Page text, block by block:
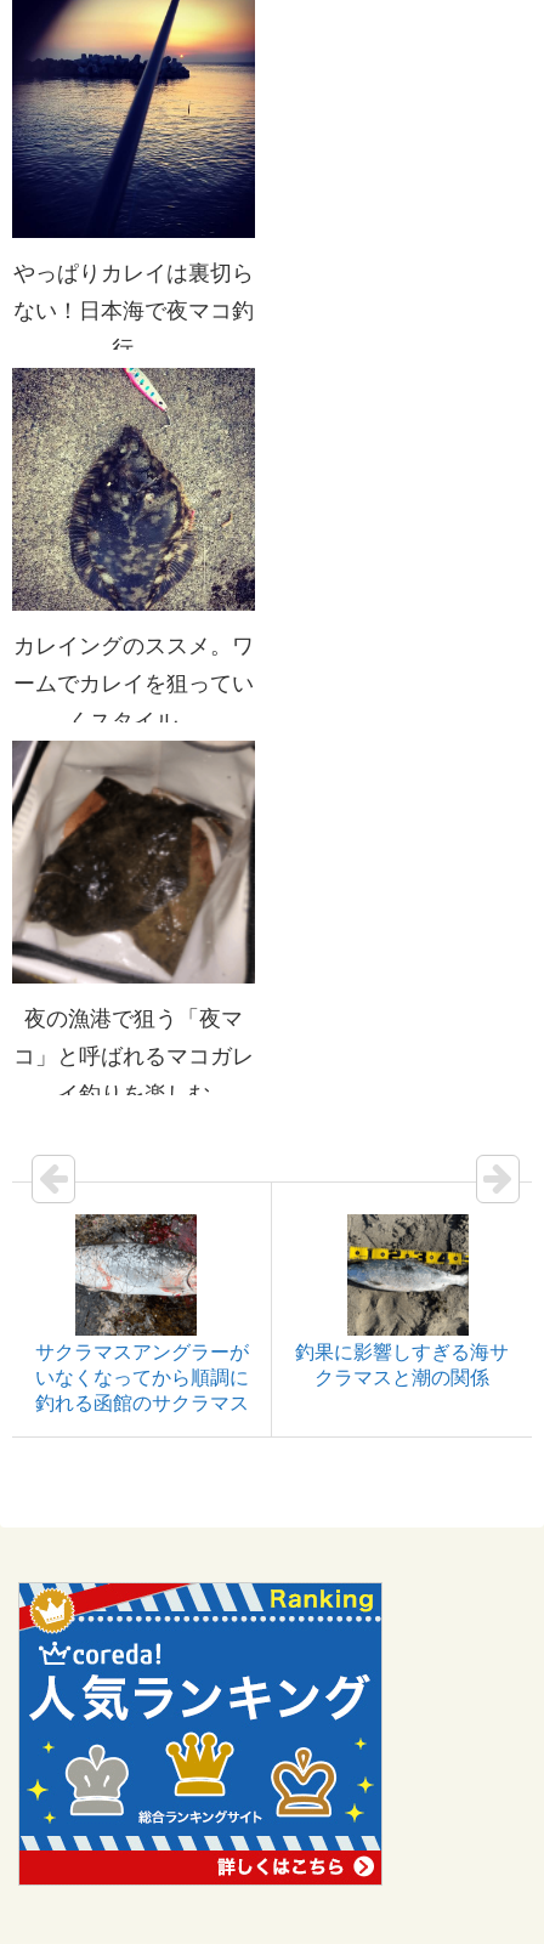
やっぱりカレイは裏切ら
ない！日本海で夜マコ釣
行。
カレイングのススメ。ワ
ームでカレイを狙ってい
くスタイル。
夜の漁港で狙う「夜マ
コ」と呼ばれるマコガレ
イ釣りを楽しむ
サクラマスアングラーが
いなくなってから順調に
釣れる函館のサクラマス
釣果に影響しすぎる海サ
クラマスと潮の関係